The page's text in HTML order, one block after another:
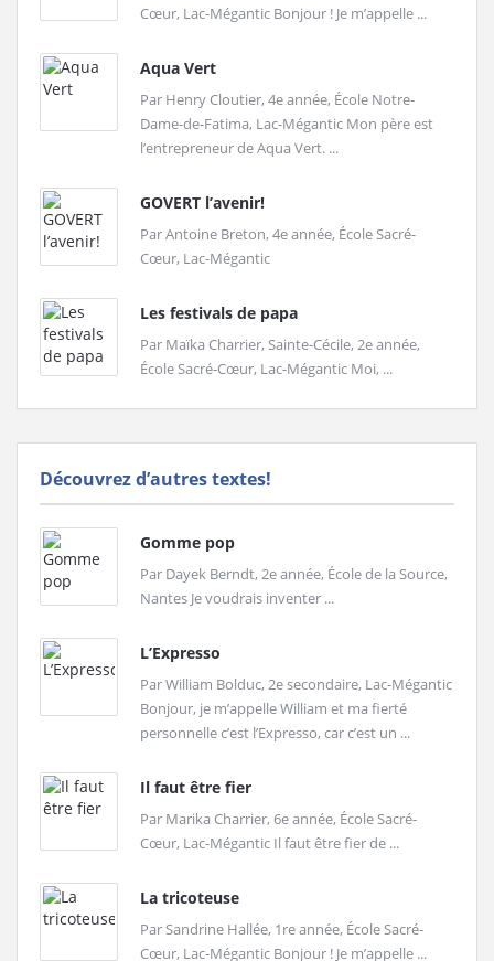
Cœur, Lac-Mégantic Bonjour ! Je m’appelle ...
Aqua Vert
Par Henry Cloutier, 4e année, École Notre-
Dame-de-Fatima, Lac-Mégantic Mon père est
l’entrepreneur de Aqua Vert. ...
GOVERT l’avenir!
Par Antoine Breton, 4e année, École Sacré-
Cœur, Lac-Mégantic
Les festivals de papa
Par Maïka Charrier, Sainte-Cécile, 2e année,
École Sacré-Cœur, Lac-Mégantic Moi, ...
Découvrez d’autres textes!
Gomme pop
Par Dayek Berndt, 2e année, École de la Source,
Nantes Je voudrais inventer ...
L’Expresso
Par William Bolduc, 2e secondaire, Lac-Mégantic
Bonjour, je m’appelle William et ma fierté
personnelle c’est l’Expresso, car c’est un ...
Il faut être fier
Par Marika Charrier, 6e année, École Sacré-
Cœur, Lac-Mégantic Il faut être fier de ...
La tricoteuse
Par Sandrine Hallée, 1re année, École Sacré-
Cœur, Lac-Mégantic Bonjour ! Je m’appelle ...